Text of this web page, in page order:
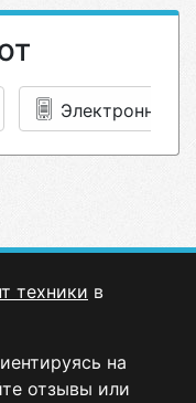
Электронные
техники в
на
отзывы или